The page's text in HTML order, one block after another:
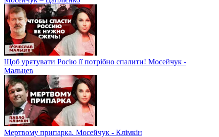
Щоб урятувати Росію її потрібно спалити! Мосейчук -
Мальцев
Мертвому припарка. Мосейчук - Клімкін